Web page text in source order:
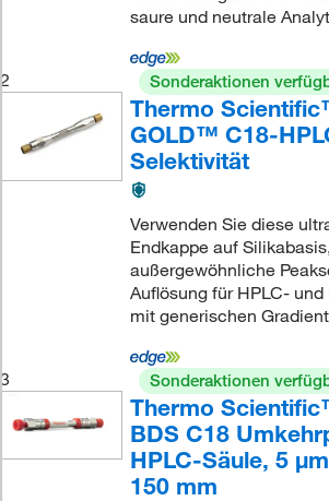
saure und neutrale
2 Sonderaktionen
Thermo
GOLD™ C18-
Selektivität
Verwenden Sie diese
Endkappe auf
außergewöhnliche
Auflösung für HPLC-
mit generischen
3 Sonderaktionen
Thermo
BDS C18
HPLC-Säule, 5
150 mm